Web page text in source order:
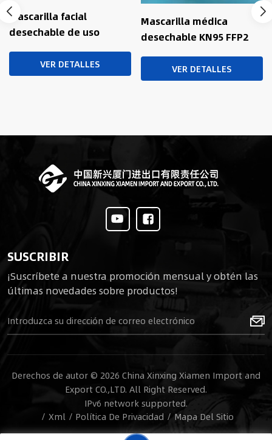
Mascarilla facial
desechable de uso
médico Mascarilla
desechable Bfe 99
Mascarilla médica
VER DETALLES
Mascarilla médica
desechable KN95 FFP2
con bucles para las
orejas
VER DETALLES
SUSCRIBIR
¡Suscríbete a nuestra promoción mensual y obtén las
últimas novedades sobre productos!
Derechos de autor © 2026 China Xinxing Xiamen Import and
Export CO.,LTD. All Right Reserved.
IPv6 network supported.
/ Xml / Política De Privacidad / Mapa Del Sitio